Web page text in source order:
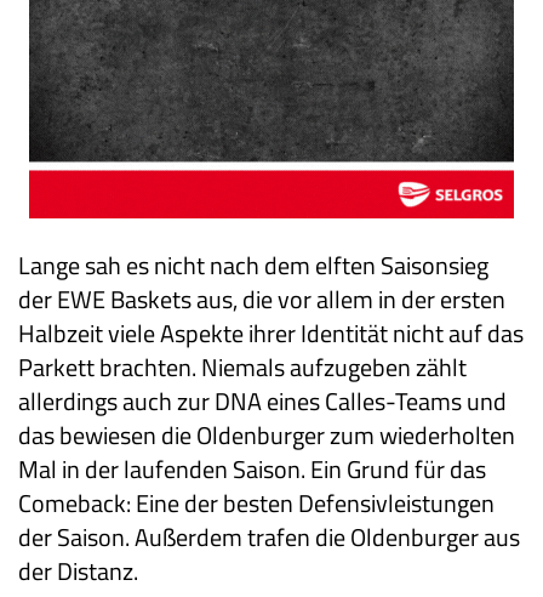
Lange sah es nicht nach dem elften Saisonsieg
der EWE Baskets aus, die vor allem in der ersten
Halbzeit viele Aspekte ihrer Identität nicht auf das
Parkett brachten. Niemals aufzugeben zählt
allerdings auch zur DNA eines Calles-Teams und
das bewiesen die Oldenburger zum wiederholten
Mal in der laufenden Saison. Ein Grund für das
Comeback: Eine der besten Defensivleistungen
der Saison. Außerdem trafen die Oldenburger aus
der Distanz.